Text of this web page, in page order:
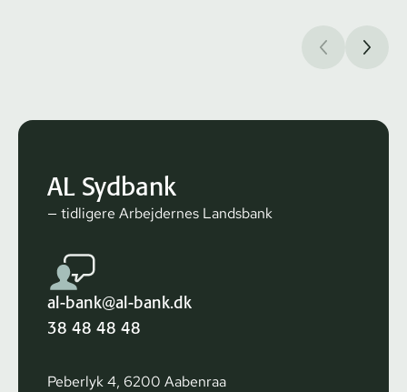
AL Sydbank
— tidligere Arbejdernes Landsbank
al-bank@al-bank.dk
38 48 48 48
Peberlyk 4, 6200 Aabenraa